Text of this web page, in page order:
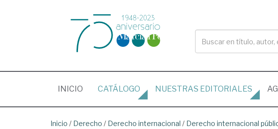
INICIO (CURRENT)
CATÁLOGO NUESTRAS EDITORIALES
Inicio / Derecho / Derecho internacional / Derecho internacional